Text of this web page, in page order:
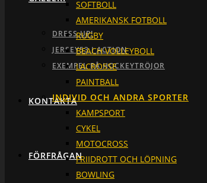
DRESS UP!
JERSEY53 I ACTION
EXEMPEL PÅ HOCKEYTRÖJOR
KONTAKTA
FÖRFRÅGAN
SOFTBOLL
AMERIKANSK FOTBOLL
RUGBY
BEACH VOLLEYBOLL
LACROSSE
PAINTBALL
INDIVID OCH ANDRA SPORTER
KAMPSPORT
CYKEL
MOTOCROSS
FRIIDROTT OCH LÖPNING
BOWLING